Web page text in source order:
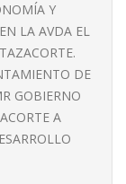
Y
LA AVDA EL
DE
GOBIERNO
A